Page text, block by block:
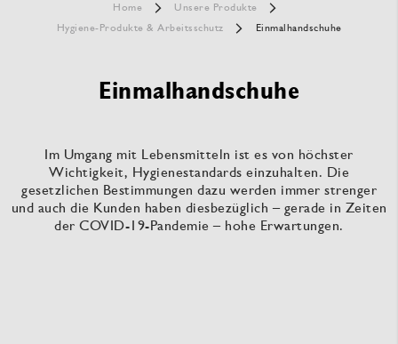
Home
Unsere Produkte
Hygiene-Produkte & Arbeitsschutz
Einmalhandschuhe
Einmalhandschuhe
Im Umgang mit Lebensmitteln ist es von höchster
Wichtigkeit, Hygienestandards einzuhalten. Die
gesetzlichen Bestimmungen dazu werden immer strenger
und auch die Kunden haben diesbezüglich – gerade in Zeiten
der COVID-19-Pandemie – hohe Erwartungen.